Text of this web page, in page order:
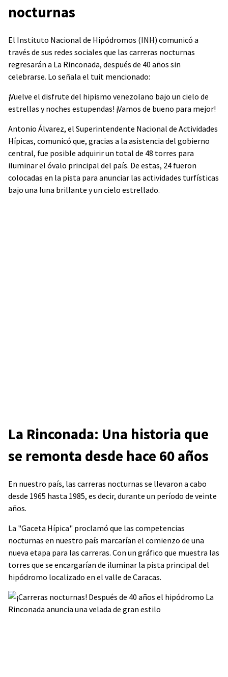
nocturnas
El Instituto Nacional de Hipódromos (INH) comunicó a
través de sus redes sociales que las carreras nocturnas
regresarán a La Rinconada, después de 40 años sin
celebrarse. Lo señala el tuit mencionado:
¡Vuelve el disfrute del hipismo venezolano bajo un cielo de
estrellas y noches estupendas! ¡Vamos de bueno para mejor!
Antonio Álvarez, el Superintendente Nacional de Actividades
Hípicas, comunicó que, gracias a la asistencia del gobierno
central, fue posible adquirir un total de 48 torres para
iluminar el óvalo principal del país. De estas, 24 fueron
colocadas en la pista para anunciar las actividades turfísticas
bajo una luna brillante y un cielo estrellado.
La Rinconada: Una historia que
se remonta desde hace 60 años
En nuestro país, las carreras nocturnas se llevaron a cabo
desde 1965 hasta 1985, es decir, durante un período de veinte
años.
La "Gaceta Hípica" proclamó que las competencias
nocturnas en nuestro país marcarían el comienzo de una
nueva etapa para las carreras. Con un gráfico que muestra las
torres que se encargarían de iluminar la pista principal del
hipódromo localizado en el valle de Caracas.